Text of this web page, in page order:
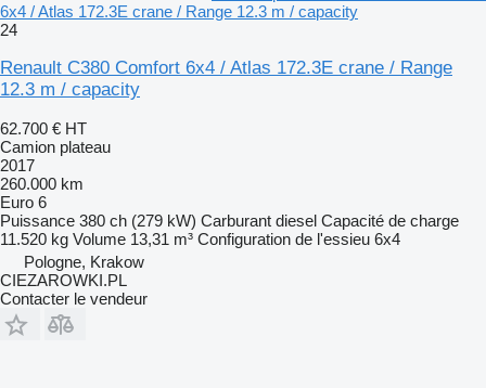
6x4 / Atlas 172.3E crane / Range 12.3 m / capacity
24
Renault C380 Comfort 6x4 / Atlas 172.3E crane / Range
12.3 m / capacity
62.700 € HT
Camion plateau
2017
260.000 km
Euro 6
Puissance 380 ch (279 kW) Carburant diesel Capacité de charge
11.520 kg Volume 13,31 m³ Configuration de l'essieu 6x4
Pologne, Krakow
CIEZAROWKI.PL
Contacter le vendeur